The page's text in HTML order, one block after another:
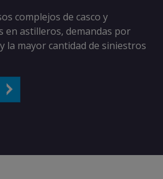
complejos de casco y
en astilleros, demandas por
la mayor cantidad de siniestros